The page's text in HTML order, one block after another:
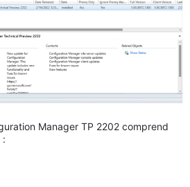
Manager TP 2202 comprend
: